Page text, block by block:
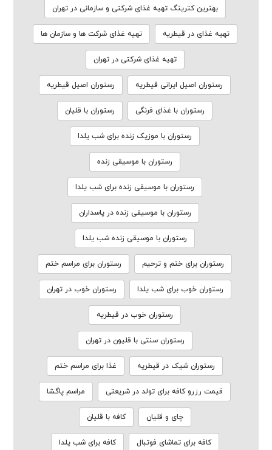
بهترین کترینگ تهیه غذای شرکتی و سازمانی در تهران
تهیه غذای در قیطریه تهیه غذای شرکت ها و سازمان ها
تهیه غذای شرکتی در تهران
رستوران اصیل ایرانی قیطریه رستوران اصیل قیطریه
رستوران با غذای فرنگی رستوران با قلیان
رستوران با موزیک زنده برای شب یلدا
رستوران با موسیقی زنده
رستوران با موسیقی زنده برای شب یلدا
رستوران با موسیقی زنده در پاسداران
رستوران با موسیقی زنده شب یلدا
رستوران برای ختم و ترحیم رستوران برای مراسم ختم
رستوران خوب برای شب یلدا رستوران خوب در تهران
رستوران خوب در قیطریه
رستوران سنتی با قلیون در تهران
رستوران شیک در قیطریه غذا برای مراسم ختم
قیمت رزرو کافه برای تولد در شریعتی مراسم پاگشا
چای و قلیان کافه با قلیان
کافه برای تماشای فوتبال کافه برای شب یلدا